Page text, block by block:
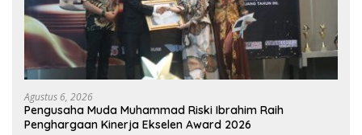
Agustus 6, 2026
Pengusaha Muda Muhammad Riski Ibrahim Raih
Penghargaan Kinerja Ekselen Award 2026